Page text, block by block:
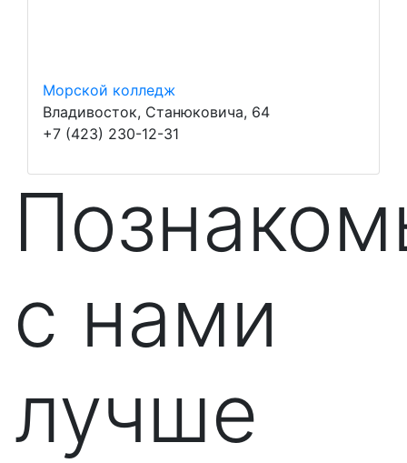
Морской колледж
Владивосток, Станюковича, 64
+7 (423) 230-12-31
с нами
лучше